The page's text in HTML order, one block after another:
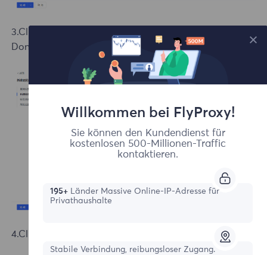
3.Click Check Proxy, confirm successful connection, click
Done, configuration success.
4.Click Open to view the proxy.
Willkommen bei FlyProxy!
Sie können den Kundendienst für
kostenlosen 500-Millionen-Traffic
kontaktieren.
195+ Länder Massive Online-IP-Adresse für
Privathaushalte
Stabile Verbindung, reibungsloser Zugang.